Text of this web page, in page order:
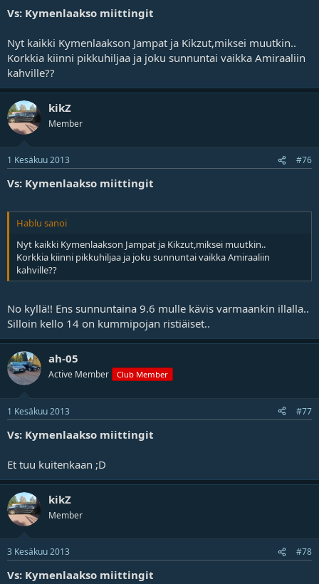
Vs: Kymenlaakso miittingit
Nyt kaikki Kymenlaakson Jampat ja Kikzut,miksei muutkin..
Korkkia kiinni pikkuhiljaa ja joku sunnuntai vaikka Amiraaliin
kahville??
kikZ
Member
1 Kesäkuu 2013 #76
Vs: Kymenlaakso miittingit
Hablu sanoi
Nyt kaikki Kymenlaakson Jampat ja Kikzut,miksei muutkin..
Korkkia kiinni pikkuhiljaa ja joku sunnuntai vaikka Amiraaliin
kahville??
No kyllä!! Ens sunnuntaina 9.6 mulle kävis varmaankin illalla..
Silloin kello 14 on kummipojan ristiäiset..
ah-05
Active Member Club Member
1 Kesäkuu 2013 #77
Vs: Kymenlaakso miittingit
Et tuu kuitenkaan ;D
kikZ
Member
3 Kesäkuu 2013 #78
Vs: Kymenlaakso miittingit